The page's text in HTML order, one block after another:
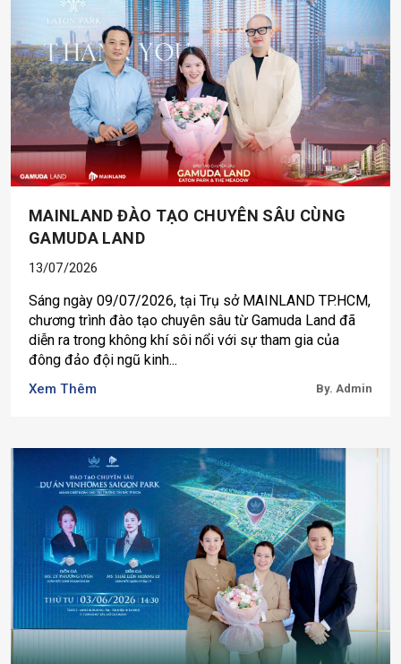
MAINLAND ĐÀO TẠO CHUYÊN SÂU CÙNG
GAMUDA LAND
13/07/2026
Sáng ngày 09/07/2026, tại Trụ sở MAINLAND TP.HCM,
chương trình đào tạo chuyên sâu từ Gamuda Land đã
diễn ra trong không khí sôi nổi với sự tham gia của
đông đảo đội ngũ kinh...
Xem Thêm By. Admin